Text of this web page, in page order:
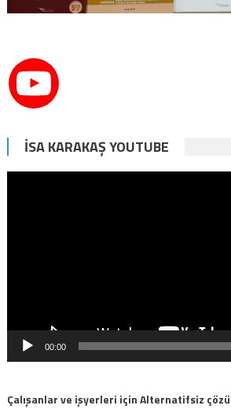
İSA KARAKAŞ YOUTUBE
00:00
Çalışanlar ve işyerleri için Alternatifsiz